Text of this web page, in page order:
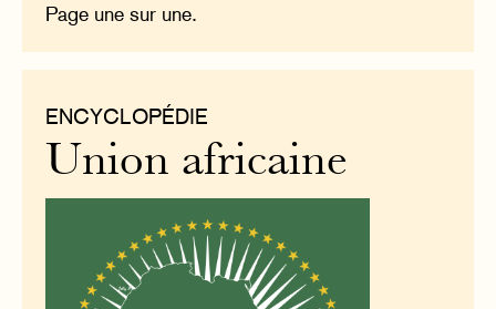
Page une sur une.
ENCYCLOPÉDIE
Union africaine